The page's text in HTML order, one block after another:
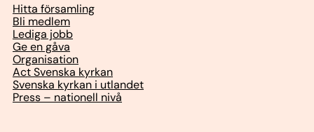
Hitta församling
Bli medlem
Lediga jobb
Ge en gåva
Organisation
Act Svenska kyrkan
Svenska kyrkan i utlandet
Press – nationell nivå